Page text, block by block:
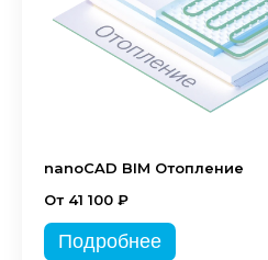
nanoCAD BIM Отопление
От 41 100 ₽
Подробнее